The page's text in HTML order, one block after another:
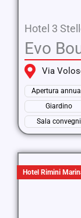
Hotel 3
Evo
Via
Apertura
Giardino
Sala convegni
Hotel Rimini